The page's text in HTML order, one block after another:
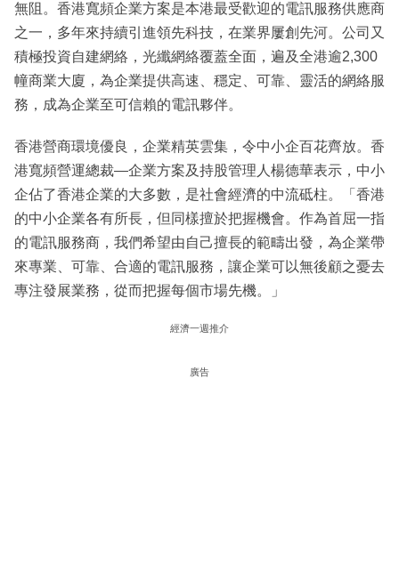
無阻。香港寬頻企業方案是本港最受歡迎的電訊服務供應商
之一，多年來持續引進領先科技，在業界屢創先河。公司又
積極投資自建網絡，光纖網絡覆蓋全面，遍及全港逾2,300
幢商業大廈，為企業提供高速、穩定、可靠、靈活的網絡服
務，成為企業至可信賴的電訊夥伴。
香港營商環境優良，企業精英雲集，令中小企百花齊放。香
港寬頻營運總裁—企業方案及持股管理人楊德華表示，中小
企佔了香港企業的大多數，是社會經濟的中流砥柱。「香港
的中小企業各有所長，但同樣擅於把握機會。作為首屈一指
的電訊服務商，我們希望由自己擅長的範疇出發，為企業帶
來專業、可靠、合適的電訊服務，讓企業可以無後顧之憂去
專注發展業務，從而把握每個市場先機。」
經濟一週推介
廣告